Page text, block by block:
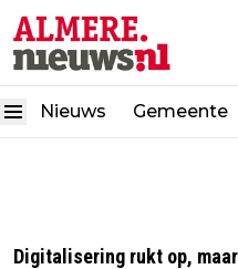
Nieuws Gemeente
Digitalisering rukt op, maar